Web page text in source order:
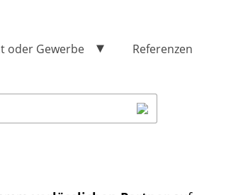
oder Gewerbe Referenzen